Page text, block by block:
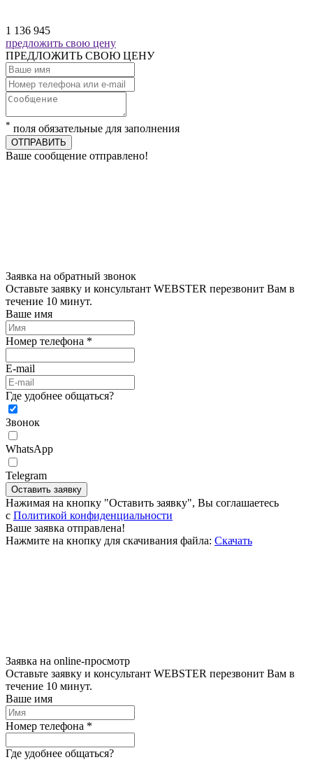
1 136 945
предложить свою цену
ПРЕДЛОЖИТЬ СВОЮ ЦЕНУ
* поля обязательные для заполнения
ОТПРАВИТЬ
Ваше сообщение отправлено!
Заявка на обратный звонок
Оставьте заявку и консультант WEBSTER перезвонит Вам в
течение 10 минут.
Ваше имя
Номер телефона *
E-mail
Где удобнее общаться?
Звонок
WhatsApp
Telegram
Оставить заявку
Нажимая на кнопку "Оставить заявку", Вы соглашаетесь
c Политикой конфиденциальности
Ваше заявка отправлена!
Нажмите на кнопку для скачивания файла: Скачать
Заявка на online-просмотр
Оставьте заявку и консультант WEBSTER перезвонит Вам в
течение 10 минут.
Ваше имя
Номер телефона *
Где удобнее общаться?